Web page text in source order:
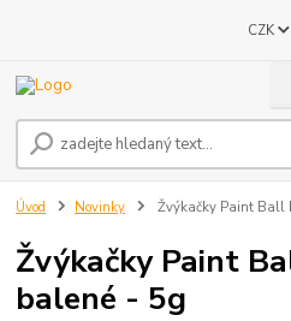
CZK
Úvod Novinky Žvýkačky Paint Ball
Žvýkačky Paint
balené - 5g